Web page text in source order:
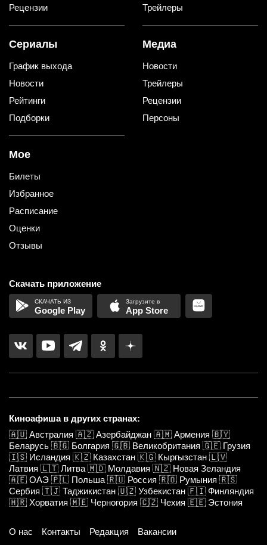
Рецензии
Трейлеры
Сериалы
График выхода
Новости
Рейтинги
Подборки
Медиа
Новости
Трейлеры
Рецензии
Персоны
Мое
Билеты
Избранное
Расписание
Оценки
Отзывы
Скачать приложение
Google Play App Store
Киноафиша в других странах:
🇦🇺 Австралия 🇦🇿 Азербайджан 🇦🇲 Армения 🇧🇾
Беларусь 🇧🇬 Болгария 🇬🇧 Великобритания 🇬🇪 Грузия
🇮🇸 Исландия 🇰🇿 Казахстан 🇰🇬 Кыргызстан 🇱🇻
Латвия 🇱🇹 Литва 🇲🇩 Молдавия 🇳🇿 Новая Зеландия
🇦🇪 ОАЭ 🇵🇱 Польша 🇷🇺 Россия 🇷🇴 Румыния 🇷🇸
Сербия 🇹🇯 Таджикистан 🇺🇿 Узбекистан 🇫🇮 Финляндия
🇭🇷 Хорватия 🇲🇪 Черногория 🇨🇿 Чехия 🇪🇪 Эстония
О нас Контакты Редакция
Вакансии